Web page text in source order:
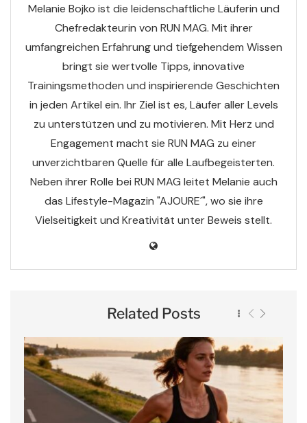
Melanie Bojko ist die leidenschaftliche Läuferin und
Chefredakteurin von RUN MAG. Mit ihrer
umfangreichen Erfahrung und tiefgehendem Wissen
bringt sie wertvolle Tipps, innovative
Trainingsmethoden und inspirierende Geschichten
in jeden Artikel ein. Ihr Ziel ist es, Läufer aller Levels
zu unterstützen und zu motivieren. Mit Herz und
Engagement macht sie RUN MAG zu einer
unverzichtbaren Quelle für alle Laufbegeisterten.
Neben ihrer Rolle bei RUN MAG leitet Melanie auch
das Lifestyle-Magazin "AJOURE´", wo sie ihre
Vielseitigkeit und Kreativität unter Beweis stellt.
Related Posts